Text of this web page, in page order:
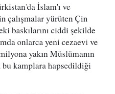
İslam'ı ve
çalışmalar yürüten Çin
baskılarını ciddi şekilde
onlarca yeni cezaevi ve
yakın Müslümanın
bu kamplara hapsedildiği